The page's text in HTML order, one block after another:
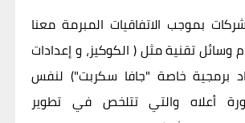
بموجب الاتفاقيات المبرمة معنا
وسائل تقنية مثل ( الكوكيز، و إعدادات
برمجية خاصة "جافا سكربت") لنفس
أعلاه والتي تتلخص في تطوير